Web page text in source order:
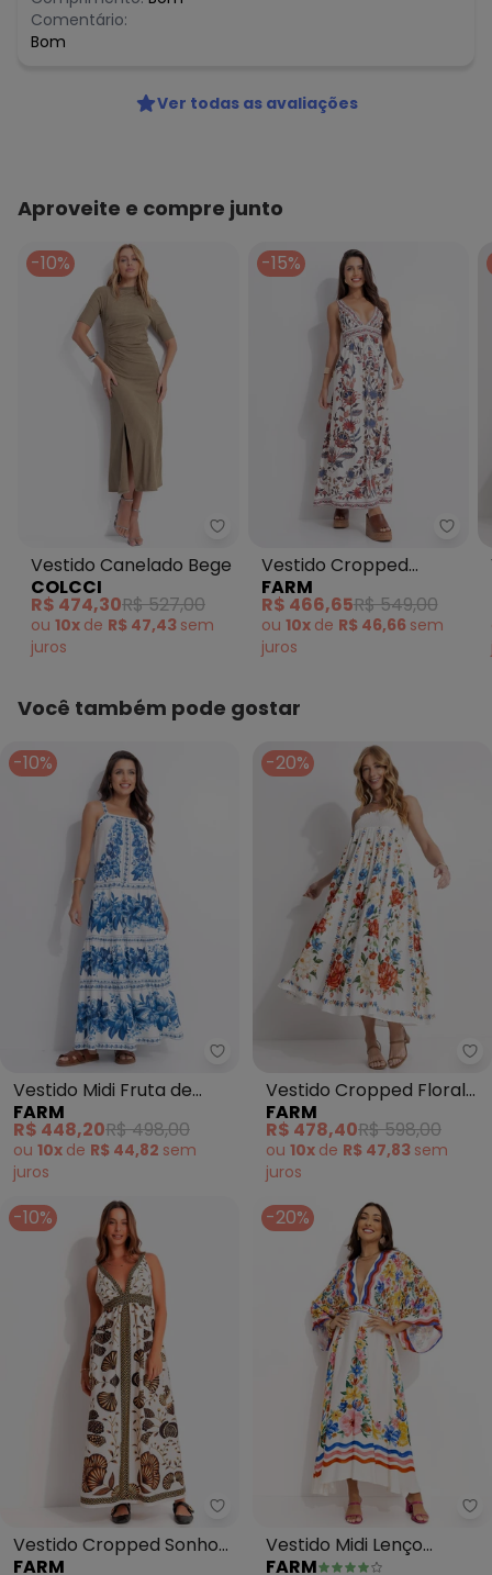
Comentário:
Bom
Ver todas as avaliações
Aproveite e compre junto
-10%
Colcci - Vestido Canelado Bege
Vestido Canelado Bege
COLCCI
R$ 474,30R$ 527,00
ou 10x de R$ 47,43 sem
juros
-15%
Vestido Cropped
Bohoflor Bege
FARM
R$ 466,65R$ 549,00
ou 10x de R$ 46,66 sem
juros
Você também pode gostar
-10%
Farm - Vestido Midi Fruta de
Vestido Midi Fruta de
Verão (Off White)
FARM
R$ 448,20R$ 498,00
ou 10x de R$ 44,82 sem
juros
-20%
Vestido Cropped Floral
Mariana (Off White)
FARM
R$ 478,40R$ 598,00
ou 10x de R$ 47,83 sem
juros
-10%
Farm - Vestido Cropped
Vestido Cropped Sonho
FARM
-20%
Vestido Midi Lenço
FARM